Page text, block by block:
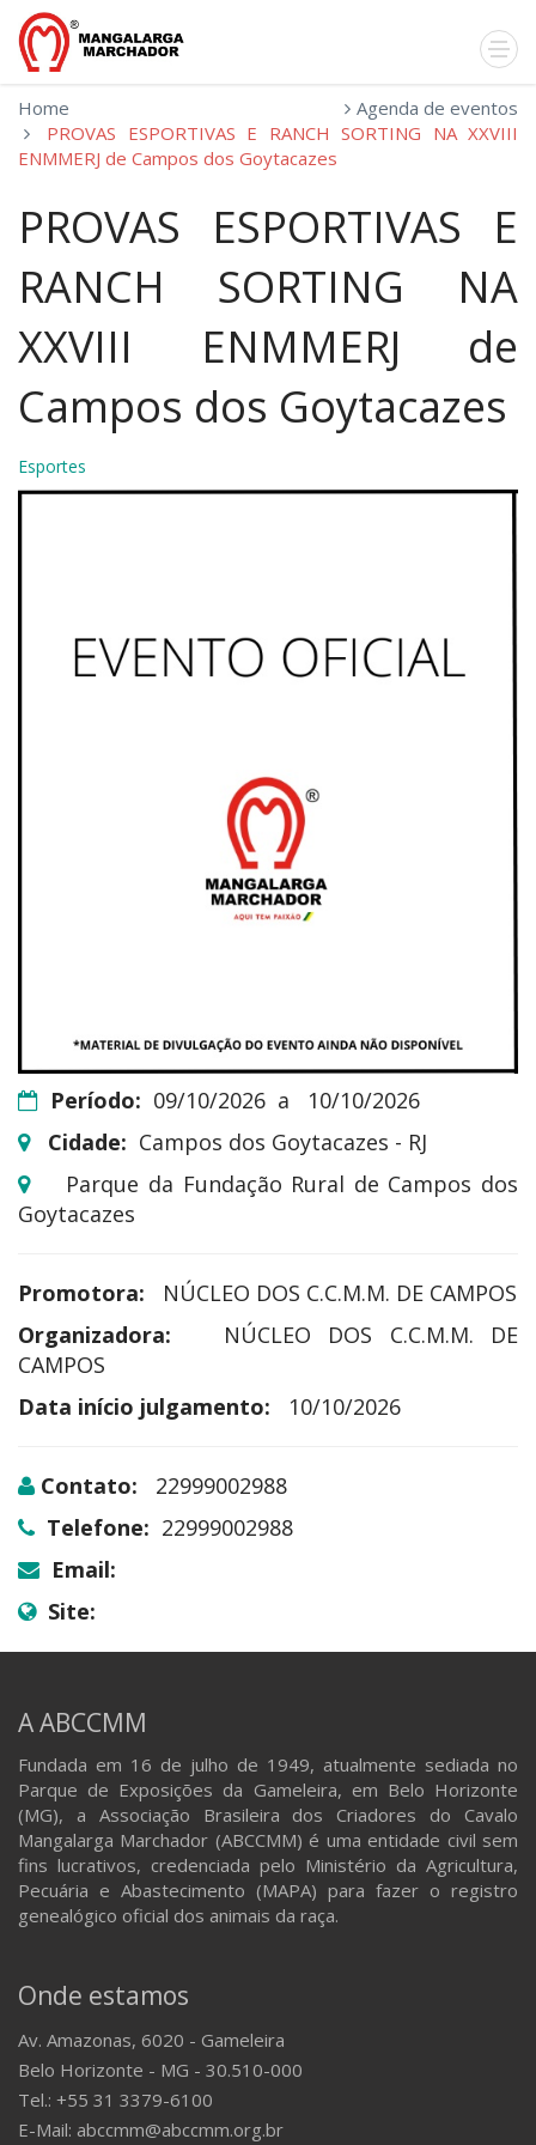
Home
Agenda de eventos
PROVAS ESPORTIVAS E RANCH SORTING NA XXVIII
ENMMERJ de Campos dos Goytacazes
PROVAS ESPORTIVAS E
RANCH SORTING NA
XXVIII ENMMERJ de
Campos dos Goytacazes
Esportes
Período: 09/10/2026 a 10/10/2026
Cidade: Campos dos Goytacazes - RJ
Parque da Fundação Rural de Campos dos
Goytacazes
Promotora:
NÚCLEO DOS C.C.M.M. DE CAMPOS
Organizadora:
NÚCLEO DOS C.C.M.M. DE
CAMPOS
Data início julgamento:
10/10/2026
Contato:
22999002988
Telefone: 22999002988
Email:
Site:
A ABCCMM
Fundada em 16 de julho de 1949, atualmente sediada no
Parque de Exposições da Gameleira, em Belo Horizonte
(MG), a Associação Brasileira dos Criadores do Cavalo
Mangalarga Marchador (ABCCMM) é uma entidade civil sem
fins lucrativos, credenciada pelo Ministério da Agricultura,
Pecuária e Abastecimento (MAPA) para fazer o registro
genealógico oficial dos animais da raça.
Onde estamos
Av. Amazonas, 6020 - Gameleira
Belo Horizonte - MG - 30.510-000
Tel.: +55 31 3379-6100
E-Mail: abccmm@abccmm.org.br